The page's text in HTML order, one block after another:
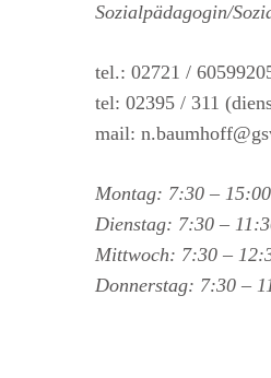
Sozialpädagogin/
tel.: 02721 /
tel: 02395 / 311
mail:
Montag: 7:30 –
Dienstag: 7:30 –
Mittwoch: 7:30 –
Donnerstag: 7:30 –